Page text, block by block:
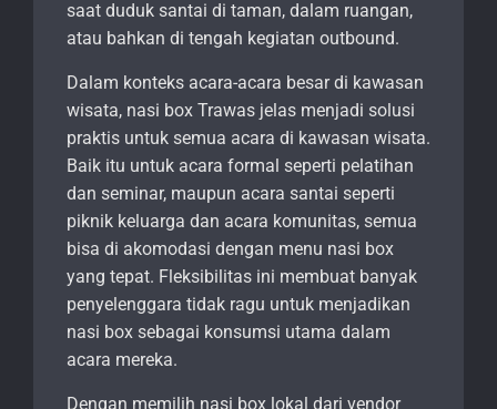
saat duduk santai di taman, dalam ruangan,
atau bahkan di tengah kegiatan outbound.
Dalam konteks acara-acara besar di kawasan
wisata, nasi box Trawas jelas menjadi solusi
praktis untuk semua acara di kawasan wisata.
Baik itu untuk acara formal seperti pelatihan
dan seminar, maupun acara santai seperti
piknik keluarga dan acara komunitas, semua
bisa di akomodasi dengan menu nasi box
yang tepat. Fleksibilitas ini membuat banyak
penyelenggara tidak ragu untuk menjadikan
nasi box sebagai konsumsi utama dalam
acara mereka.
Dengan memilih nasi box lokal dari vendor